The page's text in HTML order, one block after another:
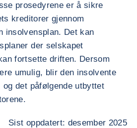
prosedyrene er å sikre
kreditorer gjennom
insolvensplan. Det kan
der selskapet
fortsette driften. Dersom
umulig, blir den insolvente
det påfølgende utbyttet
Sist oppdatert: desember 2025